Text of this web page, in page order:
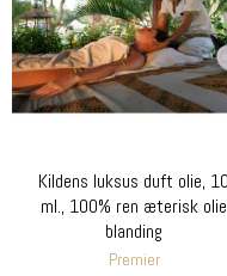
Kildens luksus duft olie, 10
ml., 100% ren æterisk olie
blanding
Premier